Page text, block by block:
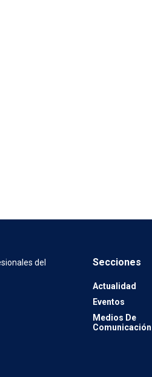
del
Secciones
Actualidad
Eventos
Medios De
Comunicación